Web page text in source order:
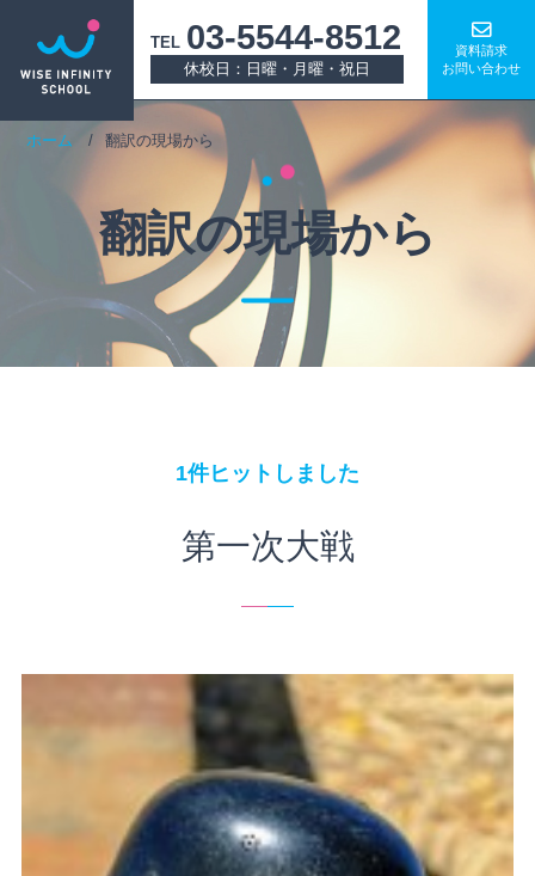
TEL 03-5544-8512
休校日：日曜・月曜・祝日
資料請求
お問い合わせ
ホーム 翻訳の現場から
翻訳の現場から
1件ヒットしました
第一次大戦